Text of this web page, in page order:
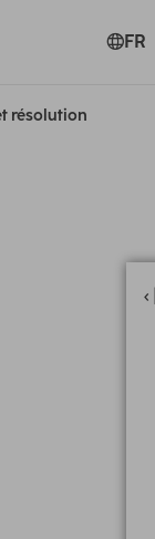
FR
résolution